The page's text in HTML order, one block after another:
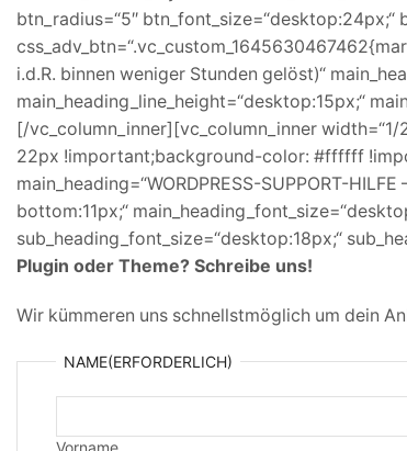
btn_radius=“5″ btn_font_size=“desktop:24px;“
i.d.R. binnen weniger Stunden gelöst)“
main_heading_line_height=“desktop:15px;“
[/vc_column_inner][vc_column_inner
22px !important;background-color: #ffffff
main_heading=“WORDPRESS-SUPPORT-
bottom:11px;“
sub_heading_font_size=“desktop:18px;“
Plugin oder Theme? Schreibe uns!
Wir kümmeren uns schnellstmöglich um dein
NAME(ERFORDERLICH)
Vorname